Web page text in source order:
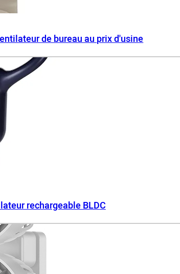
de bureau au prix d'usine
rechargeable BLDC